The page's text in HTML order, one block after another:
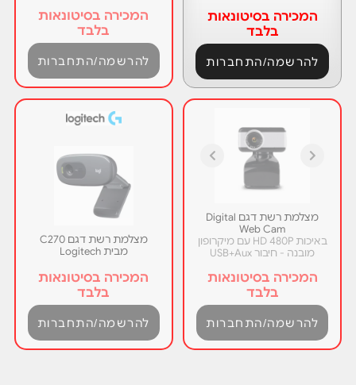
המכירה בסיטונאות
בלבד
להרשמה/התחברות
המכירה בסיטונאות
בלבד
להרשמה/התחברות
מצלמת רשת דגם Digital
Web Cam
באיכות HD 480P עם מיקרופון
מובנה - חיבור USB+Aux
המכירה בסיטונאות
בלבד
להרשמה/התחברות
מצלמת רשת דגם C270
מבית Logitech
המכירה בסיטונאות
בלבד
להרשמה/התחברות